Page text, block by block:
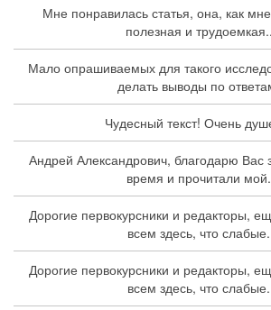
Мне понравилась статья, она, как
полезная и
Мало опрашиваемых для такого
делать выводы по
Чудесный текст! Очень
Андрей Александрович, благодарю Вас
время и прочитали
Дорогие первокурсники и редакторы,
всем здесь, что
Дорогие первокурсники и редакторы,
всем здесь, что